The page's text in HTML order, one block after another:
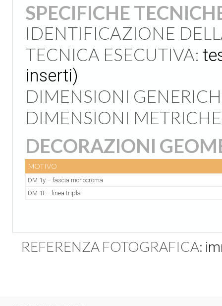
SPECIFICHE
IDENTIFICAZIONE
TECNICA ESECUTIVA:
inserti)
DIMENSIONI
DIMENSIONI
DECORAZIONI
MOTIVO
DM 1y – fascia monocroma
DM 1t – linea tripla
REFERENZA FOTOGRAFICA: